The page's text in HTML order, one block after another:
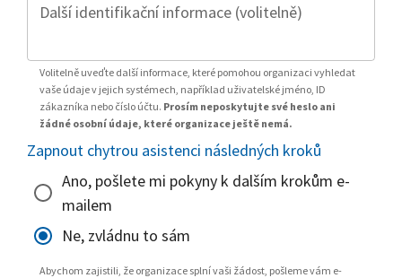
Další identifikační informace (volitelně)
Volitelně uveďte další informace, které pomohou organizaci vyhledat
vaše údaje v jejich systémech, například uživatelské jméno, ID
zákazníka nebo číslo účtu. Prosím neposkytujte své heslo ani
žádné osobní údaje, které organizace ještě nemá.
Zapnout chytrou asistenci následných kroků
Ano, pošlete mi pokyny k dalším krokům e-
mailem
Ne, zvládnu to sám
Abychom zajistili, že organizace splní vaši žádost, pošleme vám e-